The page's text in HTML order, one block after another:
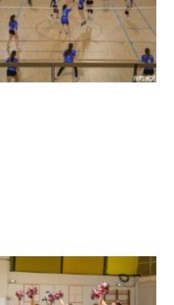
Volley – GOST